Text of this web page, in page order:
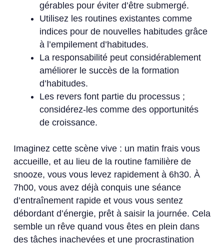
gérables pour éviter d’être submergé.
Utilisez les routines existantes comme
indices pour de nouvelles habitudes grâce
à l’empilement d’habitudes.
La responsabilité peut considérablement
améliorer le succès de la formation
d’habitudes.
Les revers font partie du processus ;
considérez-les comme des opportunités
de croissance.
Imaginez cette scène vive : un matin frais vous
accueille, et au lieu de la routine familière de
snooze, vous vous levez rapidement à 6h30. À
7h00, vous avez déjà conquis une séance
d’entraînement rapide et vous vous sentez
débordant d’énergie, prêt à saisir la journée. Cela
semble un rêve quand vous êtes en plein dans
des tâches inachevées et une procrastination